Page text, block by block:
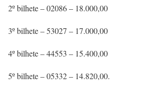
2º bilhete – 02086 – 18.000,00
3º bilhete – 53027 – 17.000,00
4º bilhete – 44553 – 15.400,00
5º bilhete – 05332 – 14.820,00.